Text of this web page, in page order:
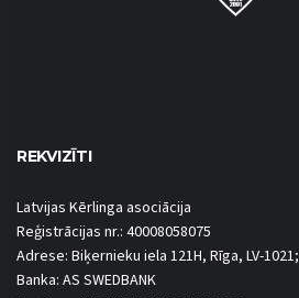
REKVIZĪTI
Latvijas Kērlinga asociācija
Reģistrācijas nr.: 40008058075
Adrese: Biķernieku iela 121H, Rīga, LV-1021;
Banka: AS SWEDBANK